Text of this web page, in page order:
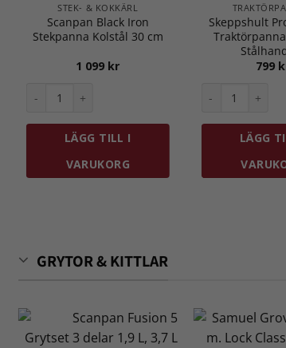
STEK- & KOKKÄRL
Scanpan Black Iron
Stekpanna Kolstål 30 cm
1 099 kr
LÄGG TILL I
VARUKORG
Skeppshult
799
LÄGG
GRYTOR & KITTLAR